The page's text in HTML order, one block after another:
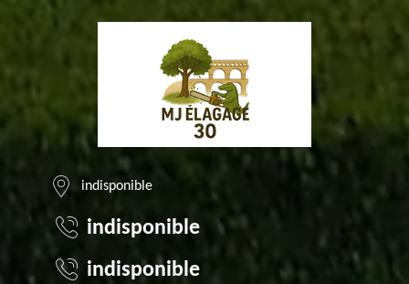
indisponible
indisponible
indisponible